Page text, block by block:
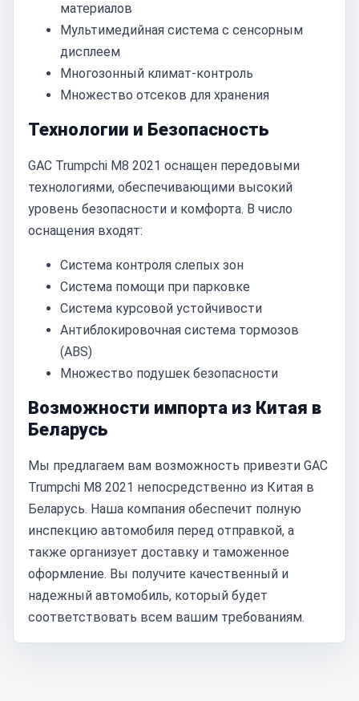
материалов
Мультимедийная система с сенсорным
дисплеем
Многозонный климат-контроль
Множество отсеков для хранения
Технологии и Безопасность
GAC Trumpchi M8 2021 оснащен передовыми
технологиями, обеспечивающими высокий
уровень безопасности и комфорта. В число
оснащения входят:
Система контроля слепых зон
Система помощи при парковке
Система курсовой устойчивости
Антиблокировочная система тормозов
(ABS)
Множество подушек безопасности
Возможности импорта из Китая в
Беларусь
Мы предлагаем вам возможность привезти GAC
Trumpchi M8 2021 непосредственно из Китая в
Беларусь. Наша компания обеспечит полную
инспекцию автомобиля перед отправкой, а
также организует доставку и таможенное
оформление. Вы получите качественный и
надежный автомобиль, который будет
соответствовать всем вашим требованиям.